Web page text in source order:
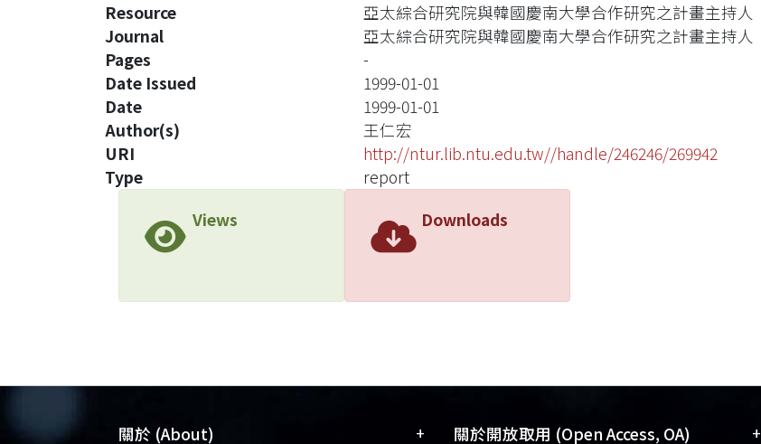
Resource
亞太綜合研究院與韓國慶南大學合作研究之計畫主持人
Journal
亞太綜合研究院與韓國慶南大學合作研究之計畫主持人
Pages
-
Date Issued
1999-01-01
Date
1999-01-01
Author(s)
王仁宏
URI
http://ntur.lib.ntu.edu.tw//handle/246246/269942
Type
report
Views
Downloads
關於 (About) + 關於開放取用 (Open Access, OA) +